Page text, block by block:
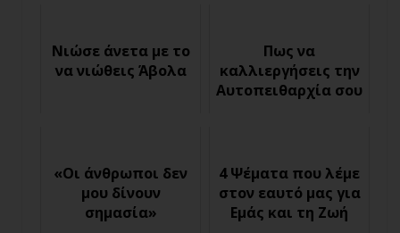
Νιώσε άνετα με το
να νιώθεις Άβολα
Πως να
καλλιεργήσεις την
Αυτοπειθαρχία σου
«Οι άνθρωποι δεν
μου δίνουν
σημασία»
4 Ψέματα που λέμε
στον εαυτό μας για
Εμάς και τη Ζωή